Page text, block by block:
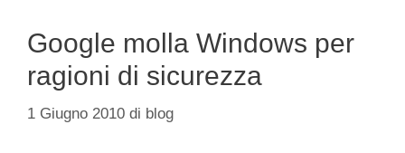
Google molla Windows per
ragioni di sicurezza
1 Giugno 2010 di blog